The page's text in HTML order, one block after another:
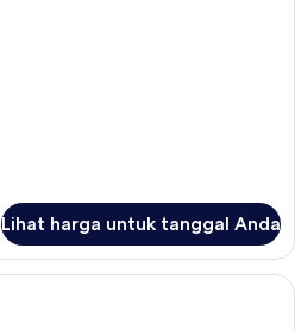
Lihat harga untuk tanggal Anda
Kamar Double | Minibar, meja kerja,